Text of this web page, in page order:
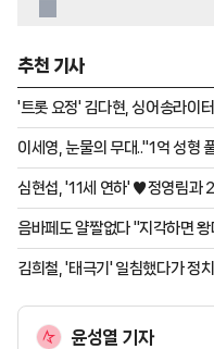
추천 기사
'트롯 요정' 김다현, 싱어송라이
이세영, 눈물의 무대.."1억 성형
심현섭, '11세 연하' ♥정영림과
음바페도 얄짤없다 "지각하면
금지령' 실시 "식사도 통제"
김희철, '태극기' 일침했다가 정
윤성열 기자